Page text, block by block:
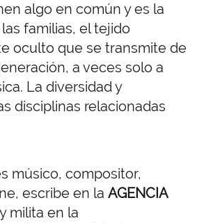
algo en común y es la
familias, el tejido
oculto que se transmite de
a veces solo a
La diversidad y
disciplinas relacionadas
músico, compositor,
escribe en la AGENCIA
y milita en la